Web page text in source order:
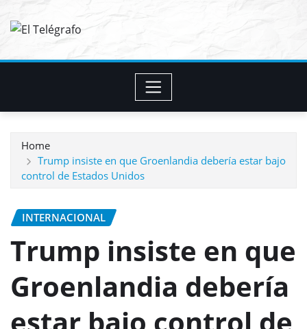
Home
Trump insiste en que Groenlandia debería estar bajo
control de Estados Unidos
INTERNACIONAL
Trump insiste en que
Groenlandia debería